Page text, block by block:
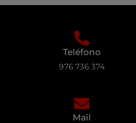
Teléfono
976 736 374
Mail